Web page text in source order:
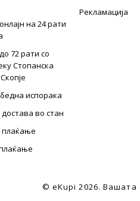
на 24 рати
72 рати со
Стопанска
испорака
во стан
Рекламација
© eKupi2026. Вашата